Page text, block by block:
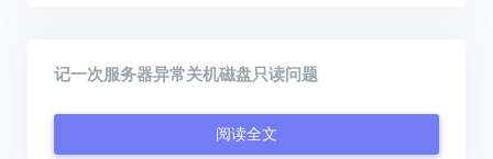
记一次服务器异常关机磁盘只读问题
阅读全文